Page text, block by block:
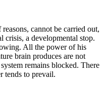
cannot be carried out,
crisis, a developmental stop.
All the power of his
brain produces are not
remains blocked. There
tends to prevail.